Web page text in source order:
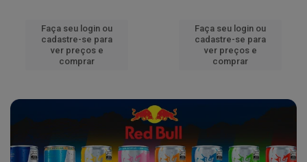
Faça seu login ou
cadastre-se para
ver preços e
comprar
Faça seu login ou
cadastre-se para
ver preços e
comprar